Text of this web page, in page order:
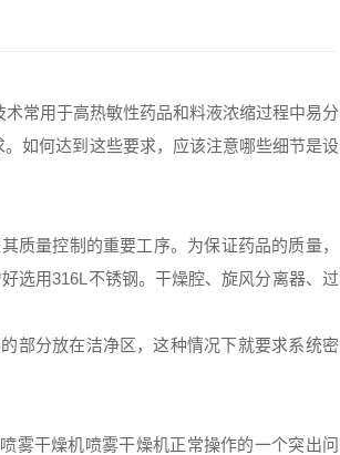
常用于高热敏性药品和料液浓缩过程中易分
如何达到这些要求，应该注意哪些细节是设
质量控制的重要工序。为保证药品的质量，
选用316L不锈钢。干燥腔、旋风分离器、过
部分放在洁净区，这种情况下就要求系统密
雾干燥机喷雾干燥机正常操作的一个突出问